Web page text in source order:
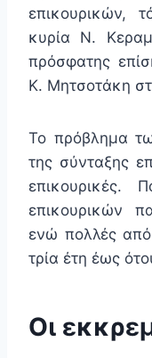
επικουρικών,
κυρία Ν.
πρόσφατης
Κ. Μητσοτάκη
Το πρόβλημα
της σύνταξης
επικουρικές.
επικουρικών
ενώ πολλές
τρία έτη έως
Οι